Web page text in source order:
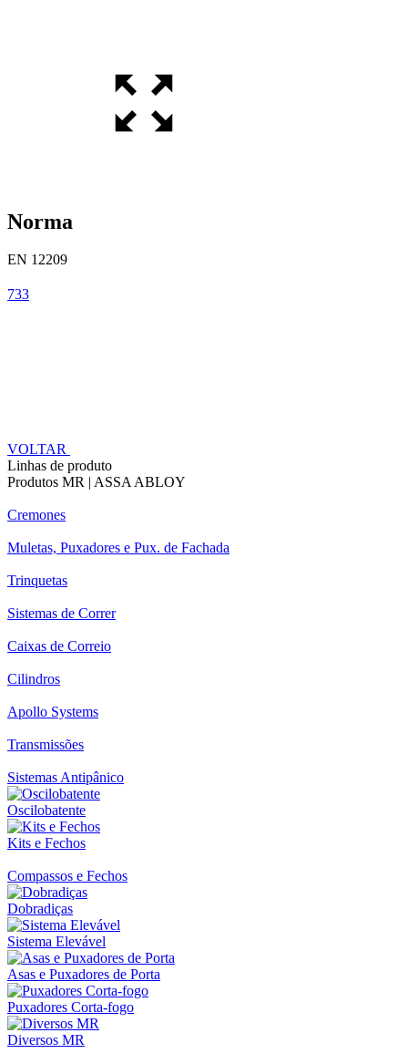
Norma
EN 12209
733
VOLTAR
Linhas de produto
Produtos MR | ASSA ABLOY
Cremones
Muletas, Puxadores e Pux. de Fachada
Trinquetas
Sistemas de Correr
Caixas de Correio
Cilindros
Apollo Systems
Transmissões
Sistemas Antipânico
Oscilobatente
Kits e Fechos
Compassos e Fechos
Dobradiças
Sistema Elevável
Asas e Puxadores de Porta
Puxadores Corta-fogo
Diversos MR